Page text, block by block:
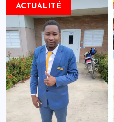
ACTUALITÉ